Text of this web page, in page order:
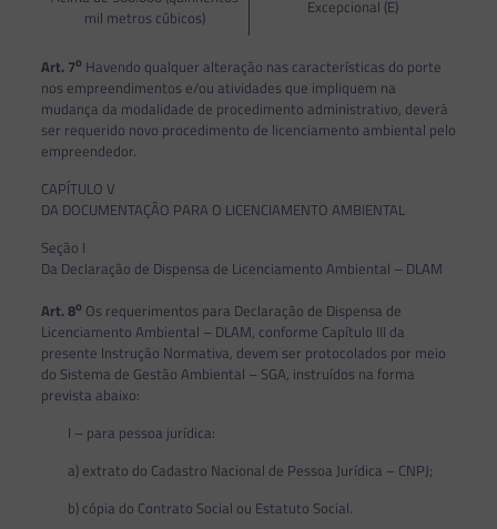
mil metros cúbicos)
Excepcional (E)
Art. 7o Havendo qualquer alteração nas características do porte
nos empreendimentos e/ou atividades que impliquem na
mudança da modalidade de procedimento administrativo, deverá
ser requerido novo procedimento de licenciamento ambiental pelo
empreendedor.
CAPÍTULO V
DA DOCUMENTAÇÃO PARA O LICENCIAMENTO AMBIENTAL
Seção I
Da Declaração de Dispensa de Licenciamento Ambiental – DLAM
Art. 8o Os requerimentos para Declaração de Dispensa de
Licenciamento Ambiental – DLAM, conforme Capítulo III da
presente Instrução Normativa, devem ser protocolados por meio
do Sistema de Gestão Ambiental – SGA, instruídos na forma
prevista abaixo:
I – para pessoa jurídica:
a) extrato do Cadastro Nacional de Pessoa Jurídica – CNPJ;
b) cópia do Contrato Social ou Estatuto Social.